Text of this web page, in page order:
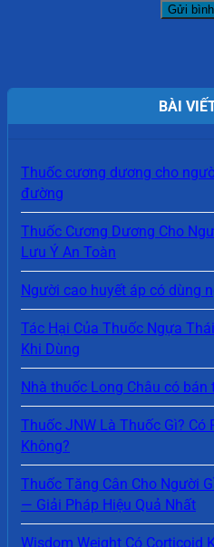
BÀI
Thuốc cương dương cho
đường
Thuốc Cương Dương Cho
Lưu Ý An Toàn
Người cao huyết áp có dùng
Tác Hại Của Thuốc Ngựa
Khi Dùng
Nhà thuốc Long Châu có
Thuốc JNW Là Thuốc Gì?
Không?
Thuốc Tăng Cân Cho Người
— Giải Pháp Hiệu Quả Nhất
Wisdom Weight Có Corticoid